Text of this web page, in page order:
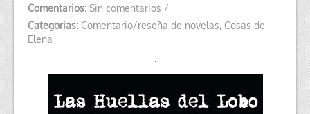
Comentarios: Sin comentarios /
Categorias: Comentario/reseña de novelas, Cosas de
Elena